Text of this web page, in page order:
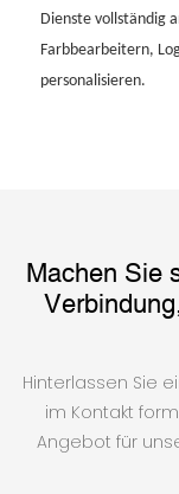
Dienste vollständig
Farbbearbeitern,
personalisieren.
Machen Sie
Hinterlassen Sie
im Kontakt
Angebot für